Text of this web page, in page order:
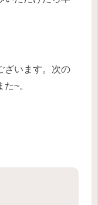
ざいます。次の
~。